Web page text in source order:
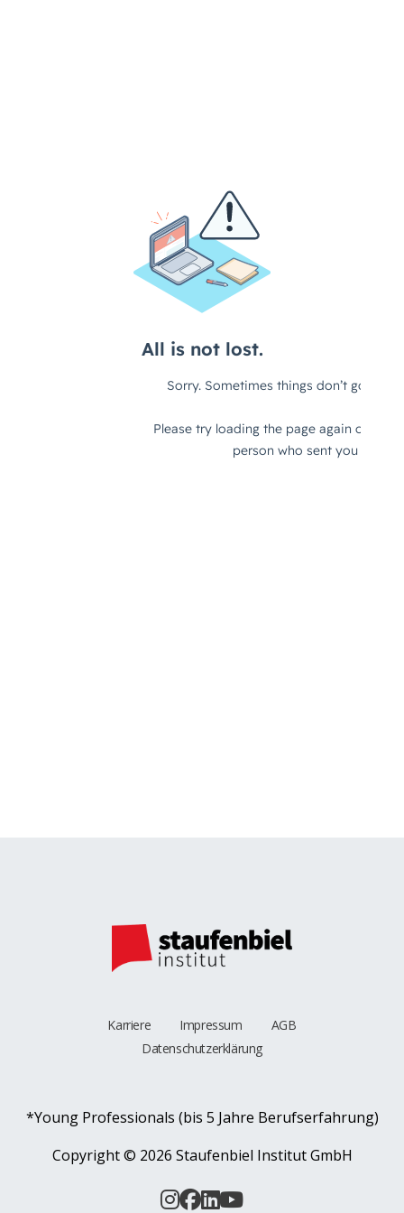
Karriere Impressum
AGB
Datenschutzerklärung
*Young Professionals (bis 5 Jahre Berufserfahrung)
Copyright © 2026 Staufenbiel Institut GmbH